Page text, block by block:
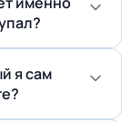
я сам